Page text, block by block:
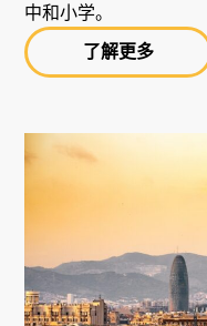
中和小学。
了解更多